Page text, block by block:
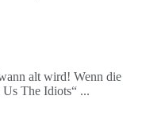
alt wird! Wenn die
The Idiots“ ...